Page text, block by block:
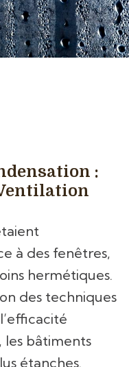
:
à des fenêtres,
hermétiques.
des techniques
les bâtiments
étanches.